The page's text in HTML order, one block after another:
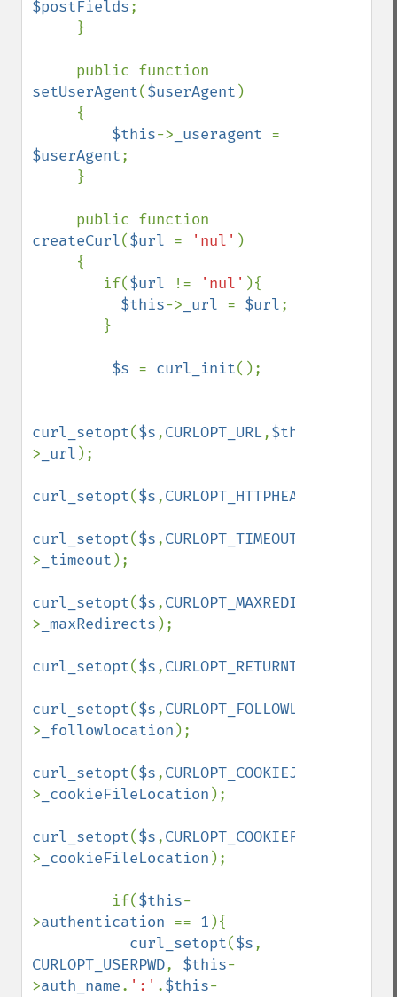
$postFields;
setUserAgent($userAgent )
$this-> _useragent
$userAgent;
createCurl($url = 'nul' )
        if(
$url != 'nul' ){
$this-> _url = $url;
$s = curl_init();
curl_setopt($s,CURLOPT_URL,$this
> _url );
curl_setopt($s,CURLOPT_HTTPHEADER
curl_setopt($s,CURLOPT_TIMEOUT
> _timeout );
curl_setopt($s,CURLOPT_MAXREDIRS
> _maxRedirects );
curl_setopt($s,CURLOPT_RETURNTRANSFER
curl_setopt($s,CURLOPT_FOLLOWLOCATION
> _followlocation );
curl_setopt($s,CURLOPT_COOKIEJAR
> _cookieFileLocation );
curl_setopt($s,CURLOPT_COOKIEFILE
> _cookieFileLocation );
         if(
$this-
>authentication == 1 ){
curl_setopt($s
CURLOPT_USERPWD, $this-
>auth_name. ':' .$this-